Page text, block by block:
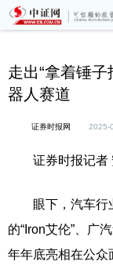
走出“拿着锤
器人赛道
证券时报网 2025-
证券时报记者
眼下，汽车行业
的“Iron艾伦”、广
年年底亮相在公众